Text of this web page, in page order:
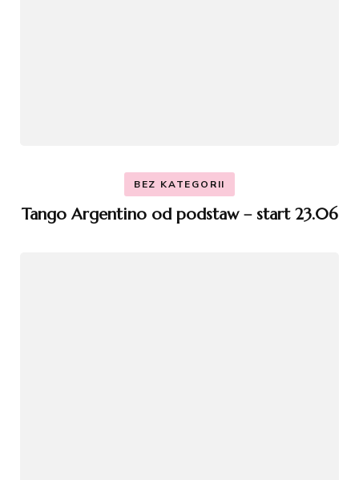
BEZ KATEGORII
Tango Argentino od podstaw – start 23.06